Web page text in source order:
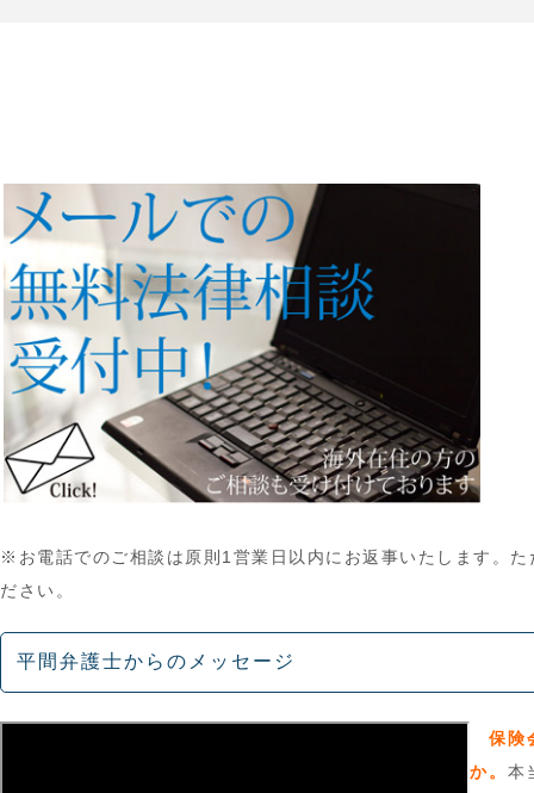
※お電話でのご相談は原則1営業日以内にお返事いたします。
ださい。
平間弁護士からのメッセージ
保険
か。 本